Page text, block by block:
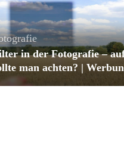
in der Fotografie –
man achten? |